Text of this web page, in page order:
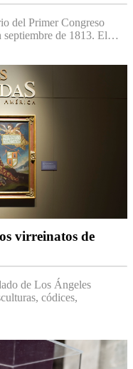
del Primer Congreso
septiembre de 1813. El…
virreinatos de
de Los Ángeles
códices,